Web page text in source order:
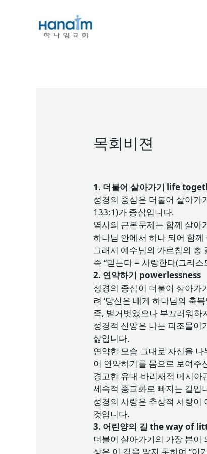
목회비젼
1. 더불어 살아가기 life
성경의 중심은 더불어 살아
133:1)가 중심입니다.
역사의 근본문제는 함께 살아
하나님 안에서 하나 되어 함
그래서 예수님의 가르침의 총
즉 “믿는다 = 사랑한다(그리
2. 연약하기 powerlessness
성경의 중심이 더불어 살아가
려 ‘당신은 내게 하나님의 축
즉, 벌거벗었으나 부끄러워
성경적 신앙은 나는 피조물이
삶입니다.
연약한 모습 그대로 자신을
이 연약하기를 몸으로 보여
경고한 유대-바리새적 메시아
세속적 종교화로 빠지는 길입
성경의 사랑은 추상적 사랑이
것입니다.
3. 어린양의 길 the way of
더불어 살아가기의 가장 본이
상은 이 길을 알지 못하여 “이